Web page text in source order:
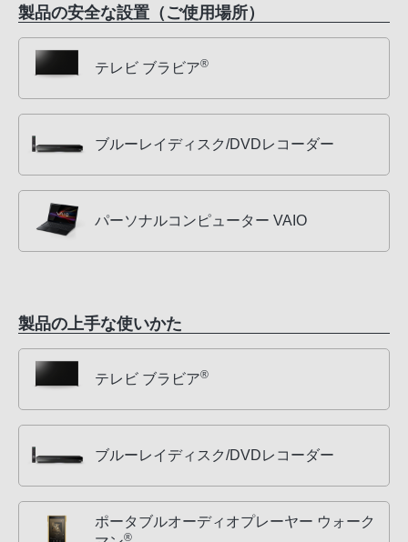
製品の安全な設置（ご使用場所）
テレビ ブラビア®
ブルーレイディスク/DVDレコーダー
パーソナルコンピューター VAIO
製品の上手な使いかた
テレビ ブラビア®
ブルーレイディスク/DVDレコーダー
ポータブルオーディオプレーヤー ウォーク
®